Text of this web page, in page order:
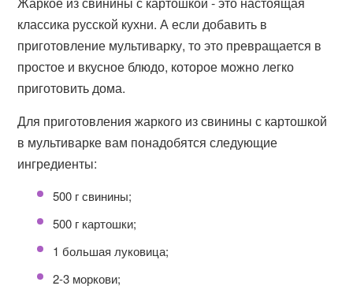
классика русской кухни. А если добавить в
приготовление мультиварку, то это превращается в
простое и вкусное блюдо, которое можно легко
приготовить дома.
Для приготовления жаркого из свинины с картошкой
в мультиварке вам понадобятся следующие
ингредиенты:
500 г свинины;
500 г картошки;
1 большая луковица;
2-3 моркови;